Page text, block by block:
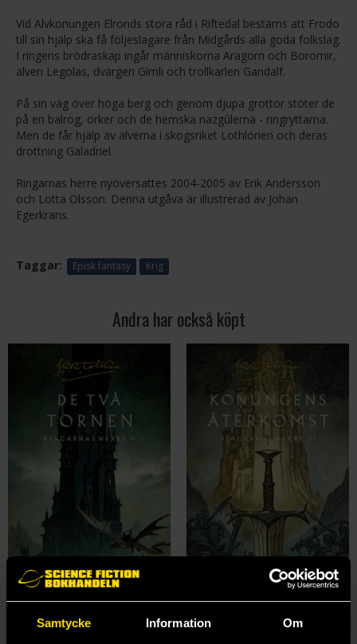
Samtycke Information Om
Vid Alvkonungen Elronds stora råd i Riftedal bestäms att Frodo
till sin hjälp ska få följeslagare från Midgårds alla goda folkslag.
I ringens brödraskap ingår människorna Aragorn och Boromir,
alven Legolas, dvärgen Gimli och trollkarlen Gandalf.
På sin väg över höga berg och genom djupa grottor stöter de
på en balrog, orker och de hemska nazgûlerna - ringryttarna.
Men de får hjälp av alverna i skogsriket Lothlórien och deras
drottning Galadriel.
Ringarnas herre nyöversattes 2004-2005 av Erik Andersson
och Lotta Olsson. Denna utgåva är illustrerad av Johan
Egerkrans.
Taggar: Episk fantasy Krig
Andra har också köpt
J. R. R. Tolkien J. R. R. Tolkien